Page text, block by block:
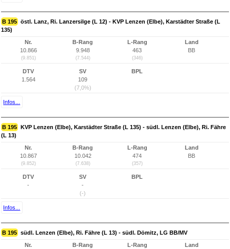
B 195 östl. Lanz, Ri. Lanzersilge (L 12) - KVP Lenzen (Elbe), Karstädter Straße (L
135)
Nr.
10.866
(9.851)
B-Rang
9.948
(7.544)
L-Rang
463
(346)
Land
BB
DTV
1.564
SV
109
(7,0%)
BPL
Infos...
B 195 KVP Lenzen (Elbe), Karstädter Straße (L 135) - südl. Lenzen (Elbe), Ri. Fähre
(L 13)
Nr.
10.867
(9.852)
B-Rang
10.042
(7.638)
L-Rang
474
(357)
Land
BB
DTV
-
SV
-
(-)
BPL
Infos...
B 195 südl. Lenzen (Elbe), Ri. Fähre (L 13) - südl. Dömitz, LG BB/MV
Nr.
B-Rang
L-Rang
Land